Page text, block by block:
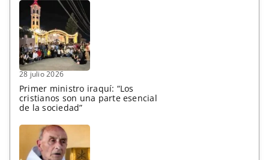
28 julio 2026
Primer ministro iraquí: “Los
cristianos son una parte esencial
de la sociedad”